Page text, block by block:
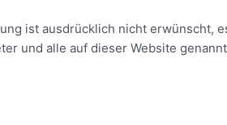
ist ausdrücklich nicht erwünscht,
und alle auf dieser Website